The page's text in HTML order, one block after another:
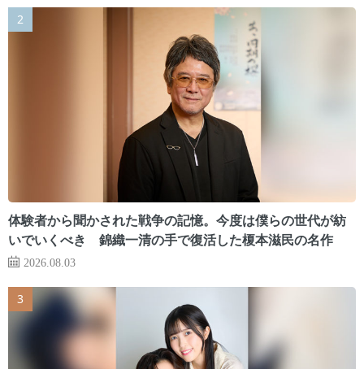
体験者から聞かされた戦争の記憶。今度は僕らの世代が紡
いでいくべき 錦織一清の手で復活した榎本滋民の名作
2026.08.03